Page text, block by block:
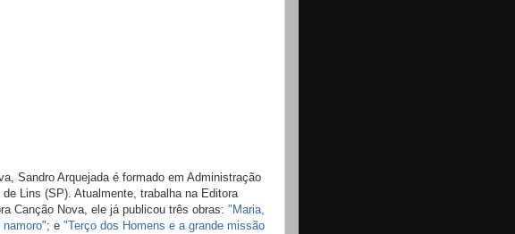
Sandro Arquejada é formado em Administração
Lins (SP). Atualmente, trabalha na Editora
Canção Nova, ele já publicou três obras: "Maria,
; e "Terço dos Homens e a grande missão